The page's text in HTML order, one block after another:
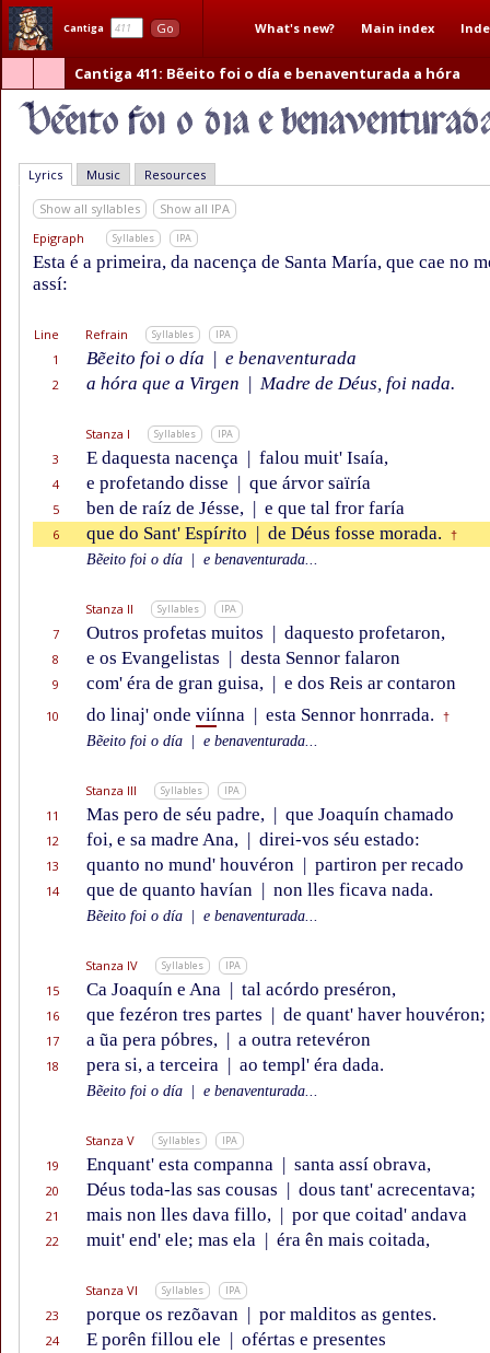
Cantiga Go What's new? Main index
Cantiga 411: Bẽeito foi o día e benaventurada a hóra
Lyrics Music Resources
Show all syllables
Show all IPA
Epigraph
Syllables IPA
Esta é a primeira, da nacença de Santa María, que cae no
assí:
Line Refrain Syllables IPA
1 Bẽeito foi o día | e benaventurada
2 a hóra que a Virgen | Madre de Déus, foi nada.
Stanza I Syllables IPA
3 E daquesta nacença | falou muit' Isaía,
4 e profetando disse | que árvor saïría
5 ben de raíz de Jésse, | e que tal fror faría
6 que do Sant' Espírito | de Déus fosse morada. †
Bẽeito foi o día e benaventurada...
Stanza II Syllables IPA
7 Outros profetas muitos | daquesto profetaron,
8 e os Evangelistas | desta Sennor falaron
9 com' éra de gran guisa, | e dos Reis ar contaron
10 do linaj' onde viínna | esta Sennor honrrada. †
Bẽeito foi o día e benaventurada...
Stanza III Syllables IPA
11 Mas pero de séu padre, | que Joaquín chamado
12 foi, e sa madre Ana, | direi-vos séu estado:
13 quanto no mund' houvéron | partiron per recado
14 que de quanto havían | non lles ficava nada.
Bẽeito foi o día e benaventurada...
Stanza IV Syllables IPA
15 Ca Joaquín e Ana | tal acórdo preséron,
16 que fezéron tres partes | de quant' haver houvéron;
17 a ũa pera póbres, | a outra retevéron
18 pera si, a terceira | ao templ' éra dada.
Bẽeito foi o día e benaventurada...
Stanza V Syllables IPA
19 Enquant' esta companna | santa assí obrava,
20 Déus toda-las sas cousas | dous tant' acrecentava;
21 mais non lles dava fillo, | por que coitad' andava
22 muit' end' ele; mas ela | éra ên mais coitada,
Stanza VI Syllables IPA
23 porque os rezõavan | por malditos as gentes.
24 E porên fillou ele | ofértas e presentes